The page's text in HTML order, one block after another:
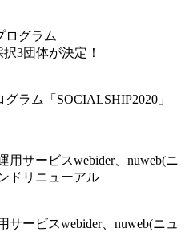
ラム「SOCIALSHIP2020」
ービスwebider、nuweb(ニュ